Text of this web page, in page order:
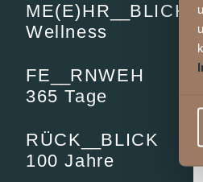
ME(E)HR
BLICK
Wellness
FE
RNWEH
365 Tage
RÜCK
BLICK
100 Jahre